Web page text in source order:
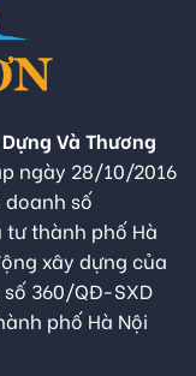
Và Thương
ngày 28/10/2016
doanh số
tư thành phố Hà
xây dựng của
360/QĐ-SXD
phố Hà Nội